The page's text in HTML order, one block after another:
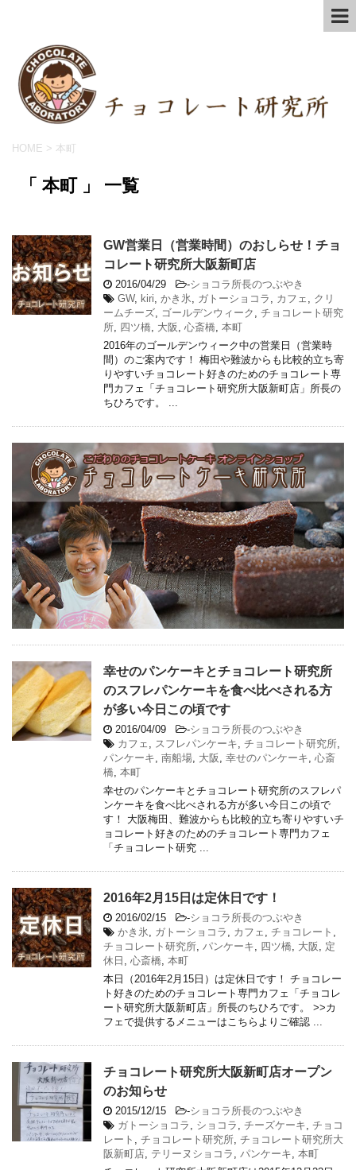
HOME > 本町
「 本町 」 一覧
GW営業日（営業時間）のおしらせ！チョ
コレート研究所大阪新町店
2016/04/29 -ショコラ所長のつぶやき
GW, kiri かき氷 ガトーショコラ カフェ
クリ
ームチーズ
ゴールデンウィーク
チョコレート研究
所 四ツ橋 大阪 心斎橋 本町
2016年のゴールデンウィーク中の営業日（営業時
間）のご案内です！ 梅田や難波からも比較的立ち寄
りやすいチョコレート好きのためのチョコレート専
門カフェ「チョコレート研究所大阪新町店」所長の
ちひろです。 ...
幸せのパンケーキとチョコレート研究所
のスフレパンケーキを食べ比べされる方
が多い今日この頃です
2016/04/09 -ショコラ所長のつぶやき
カフェ , スフレパンケーキ, チョコレート研究所,
パンケーキ, 南船場, 大阪 , 幸せのパンケーキ, 心斎
橋, 本町
幸せのパンケーキとチョコレート研究所のスフレパ
ンケーキを食べ比べされる方が多い今日この頃で
す！ 大阪梅田、難波からも比較的立ち寄りやすいチ
ョコレート好きのためのチョコレート専門カフェ
「チョコレート研究 ...
2016年2月15日は定休日です！
2016/02/15 -ショコラ所長のつぶやき
かき氷, ガトーショコラ , カフェ , チョコレート ,
チョコレート研究所, パンケーキ, 四ツ橋, 大阪 , 定
休日 , 心斎橋, 本町
本日（2016年2月15日）は定休日です！ チョコレー
ト好きのためのチョコレート専門カフェ「チョコレ
ート研究所大阪新町店」所長のちひろです。 >>カ
フェで提供するメニューはこちらよりご確認 ...
チョコレート研究所大阪新町店オープン
のお知らせ
2015/12/15 -ショコラ所長のつぶやき
ガトーショコラ , ショコラ , チーズケーキ, チョコ
レート , チョコレート研究所, チョコレート研究所大
阪新町店, テリーヌショコラ , パンケーキ, 本町